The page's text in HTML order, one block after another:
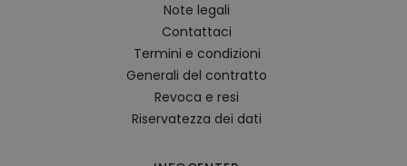
Note legali
Contattaci
Termini e condizioni
Generali del contratto
Revoca e resi
Riservatezza dei dati